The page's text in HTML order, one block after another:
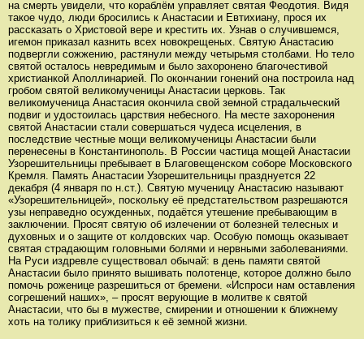
на смерть увидели, что кораблём управляет святая Феодотия. Видя
такое чудо, люди бросились к Анастасии и Евтихиану, прося их
рассказать о Христовой вере и крестить их. Узнав о случившемся,
игемон приказал казнить всех новокрещеных. Святую Анастасию
подвергли сожжению, растянули между четырьмя столбами. Но тело
святой осталось невредимым и было захоронено благочестивой
христианкой Аполлинарией. По окончании гонений она построила над
гробом святой великомученицы Анастасии церковь. Так
великомученица Анастасия окончила свой земной страдальческий
подвиг и удостоилась царствия небесного. На месте захоронения
святой Анастасии стали совершаться чудеса исцеления, в
последствие честные мощи великомученицы Анастасии были
перенесены в Константинополь. В России частица мощей Анастасии
Узорешительницы пребывает в Благовещенском соборе Московского
Кремля. Память Анастасии Узорешительницы празднуется 22
декабря (4 января по н.ст.). Святую мученицу Анастасию называют
«Узорешительницей», поскольку её предстательством разрешаются
узы неправедно осужденных, подаётся утешение пребывающим в
заключении. Просят святую об излечении от болезней телесных и
духовных и о защите от колдовских чар. Особую помощь оказывает
святая страдающим головными болями и нервными заболеваниями.
На Руси издревле существовал обычай: в день памяти святой
Анастасии было принято вышивать полотенце, которое должно было
помочь роженице разрешиться от бремени. «Испроси нам оставления
согрешений наших», – просят верующие в молитве к святой
Анастасии, что бы в мужестве, смирении и отношении к ближнему
хоть на толику приблизиться к её земной жизни.